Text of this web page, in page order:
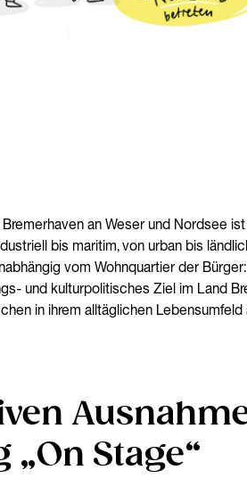
an Weser und Nordsee
bis maritim, von urban bis
vom Wohnquartier der
und kulturpolitisches Ziel im Land
in ihrem alltäglichen
Stage“